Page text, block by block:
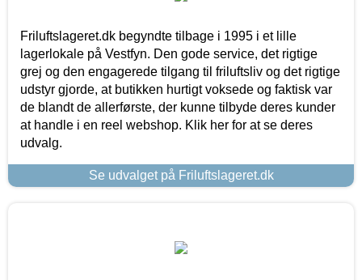
Friluftslageret.dk begyndte tilbage i 1995 i et lille
lagerlokale på Vestfyn. Den gode service, det rigtige
grej og den engagerede tilgang til friluftsliv og det rigtige
udstyr gjorde, at butikken hurtigt voksede og faktisk var
de blandt de allerførste, der kunne tilbyde deres kunder
at handle i en reel webshop. Klik her for at se deres
udvalg.
Se udvalget på Friluftslageret.dk